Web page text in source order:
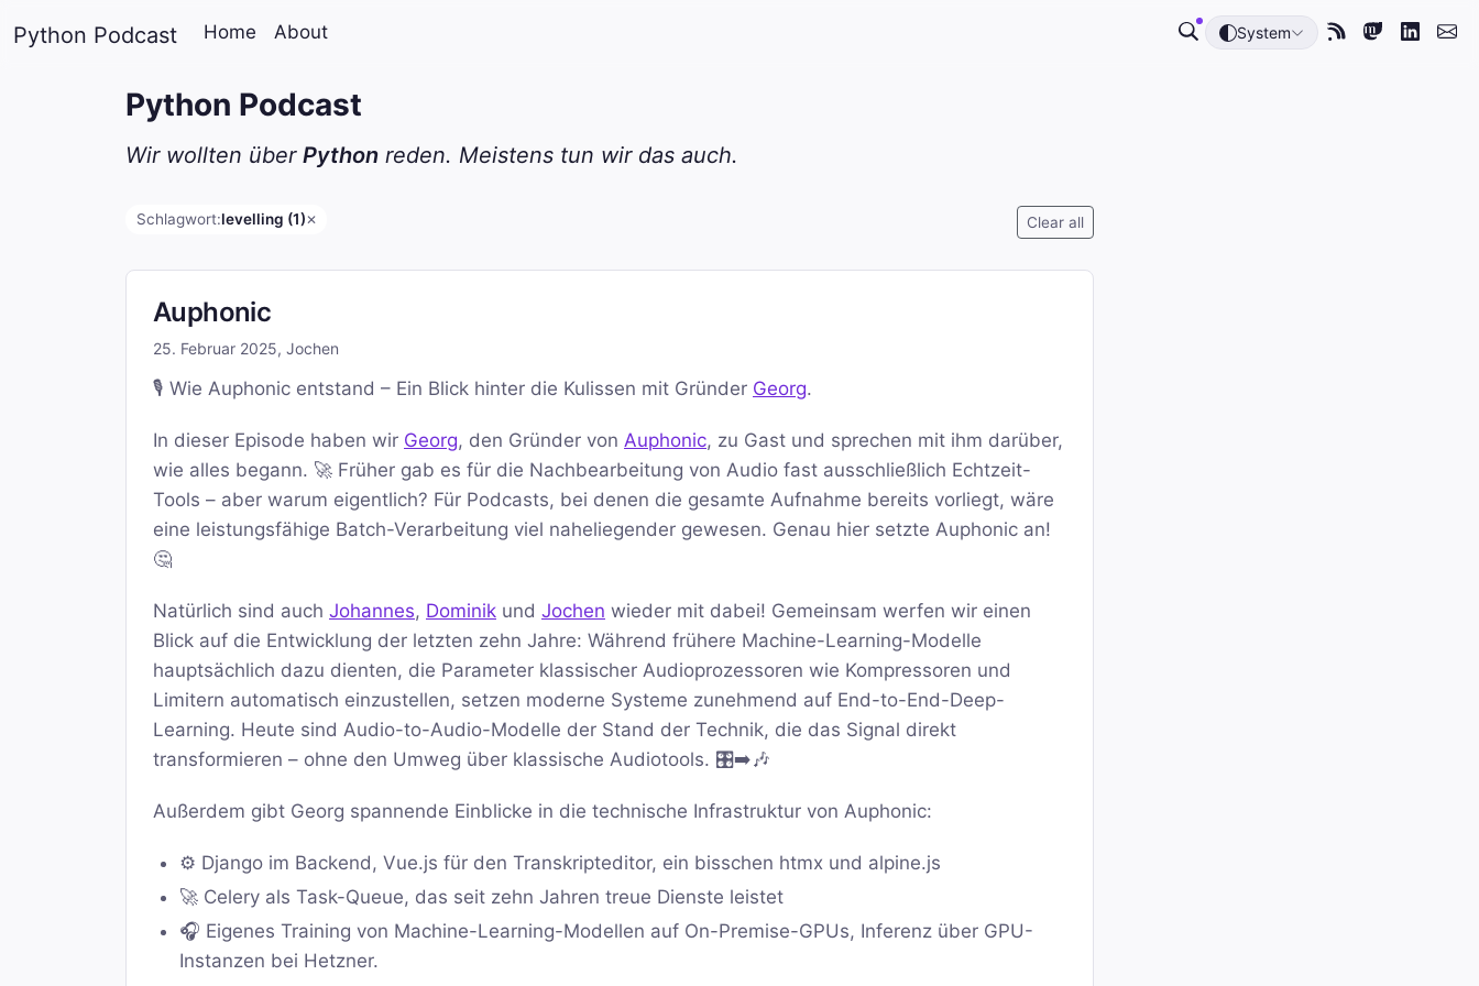
Python Podcast Home About System
Python Podcast
Wir wollten über Python reden. Meistens tun wir das auch.
Schlagwort:levelling (1)✕ Clear all
Auphonic
25. Februar 2025, Jochen
🎙️ Wie Auphonic entstand – Ein Blick hinter die Kulissen mit Gründer Georg.
In dieser Episode haben wir Georg, den Gründer von Auphonic, zu Gast und sprechen mit ihm darüber,
wie alles begann. 🚀 Früher gab es für die Nachbearbeitung von Audio fast ausschließlich Echtzeit-
Tools – aber warum eigentlich? Für Podcasts, bei denen die gesamte Aufnahme bereits vorliegt, wäre
eine leistungsfähige Batch-Verarbeitung viel naheliegender gewesen. Genau hier setzte Auphonic an!
🤔
Natürlich sind auch Johannes, Dominik und Jochen wieder mit dabei! Gemeinsam werfen wir einen
Blick auf die Entwicklung der letzten zehn Jahre: Während frühere Machine-Learning-Modelle
hauptsächlich dazu dienten, die Parameter klassischer Audioprozessoren wie Kompressoren und
Limitern automatisch einzustellen, setzen moderne Systeme zunehmend auf End-to-End-Deep-
Learning. Heute sind Audio-to-Audio-Modelle der Stand der Technik, die das Signal direkt
transformieren – ohne den Umweg über klassische Audiotools. 🎛️➡️🎶
Außerdem gibt Georg spannende Einblicke in die technische Infrastruktur von Auphonic:
⚙️ Django im Backend, Vue.js für den Transkripteditor, ein bisschen htmx und alpine.js
🚀 Celery als Task-Queue, das seit zehn Jahren treue Dienste leistet
🎧 Eigenes Training von Machine-Learning-Modellen auf On-Premise-GPUs, Inferenz über GPU-
Instanzen bei Hetzner.